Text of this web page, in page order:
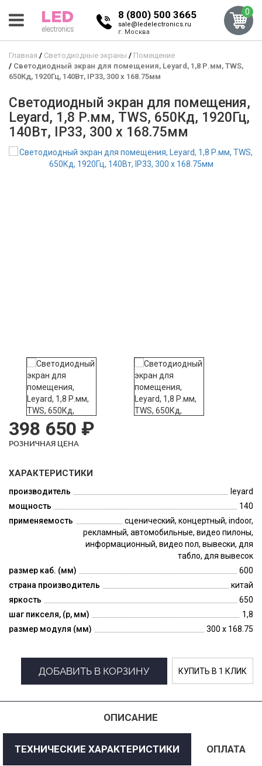
8 (800) 500 3665
sale@ledelectronics.ru
г. Москва
0
Главная Светодиодные экраны
Помещение
Светодиодный экран для помещения, Leyard, 1,8 Р.мм, TWS,
650Кд, 1920Гц, 140Вт, IP33, 300 x 168.75мм
Светодиодный экран для помещения,
Leyard, 1,8 Р.мм, TWS, 650Кд, 1920Гц,
140Вт, IP33, 300 x 168.75мм
398 650 ₽
РОЗНИЧНАЯ ЦЕНА
ХАРАКТЕРИСТИКИ
производитель
leyard
мощность
140
применяемость
сценический, концертный, indoor,
рекламный, автомобильные, видео пилоны,
информационный, видео пол, вывески, для
табло, для вывесок
размер каб. (мм)
600
страна производитель
китай
яркость
650
шаг пикселя, (p, мм)
1,8
размер модуля (мм)
300 x 168.75
ДОБАВИТЬ В КОРЗИНУ КУПИТЬ В 1 КЛИК
ОПИСАНИЕ
ТЕХНИЧЕСКИЕ ХАРАКТЕРИСТИКИ ОПЛАТА